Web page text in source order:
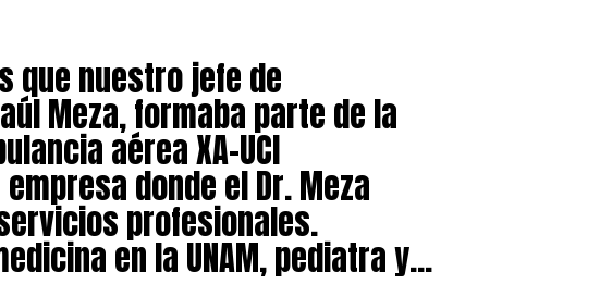
que nuestro jefe de
Meza, formaba parte de la
aérea XA-UCI
donde el Dr. Meza
profesionales.
en la UNAM, pediatra y…